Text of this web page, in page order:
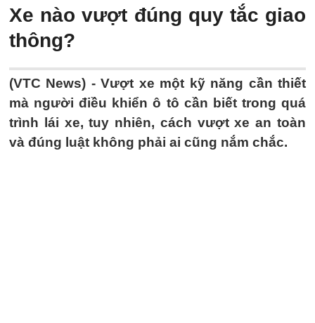
Xe nào vượt đúng quy tắc giao
thông?
(VTC News) -Vượt xe một kỹ năng cần thiết
mà người điều khiển ô tô cần biết trong quá
trình lái xe, tuy nhiên, cách vượt xe an toàn
và đúng luật không phải ai cũng nắm chắc.